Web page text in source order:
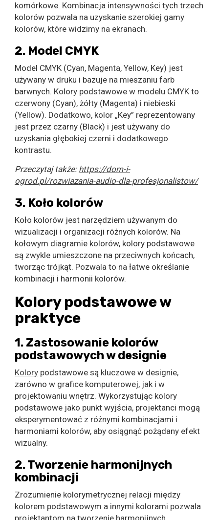
komórkowe. Kombinacja intensywności tych trzech
kolorów pozwala na uzyskanie szerokiej gamy
kolorów, które widzimy na ekranach.
2. Model CMYK
Model CMYK (Cyan, Magenta, Yellow, Key) jest
używany w druku i bazuje na mieszaniu farb
barwnych. Kolory podstawowe w modelu CMYK to
czerwony (Cyan), żółty (Magenta) i niebieski
(Yellow). Dodatkowo, kolor „Key” reprezentowany
jest przez czarny (Black) i jest używany do
uzyskania głębokiej czerni i dodatkowego
kontrastu.
Przeczytaj także: https://dom-i-
ogrod.pl/rozwiazania-audio-dla-profesjonalistow/
3. Koło kolorów
Koło kolorów jest narzędziem używanym do
wizualizacji i organizacji różnych kolorów. Na
kołowym diagramie kolorów, kolory podstawowe
są zwykle umieszczone na przeciwnych końcach,
tworząc trójkąt. Pozwala to na łatwe określanie
kombinacji i harmonii kolorów.
Kolory podstawowe w
praktyce
1. Zastosowanie kolorów
podstawowych w designie
Kolory podstawowe są kluczowe w designie,
zarówno w grafice komputerowej, jak i w
projektowaniu wnętrz. Wykorzystując kolory
podstawowe jako punkt wyjścia, projektanci mogą
eksperymentować z różnymi kombinacjami i
harmoniami kolorów, aby osiągnąć pożądany efekt
wizualny.
2. Tworzenie harmonijnych
kombinacji
Zrozumienie kolorymetrycznej relacji między
kolorem podstawowym a innymi kolorami pozwala